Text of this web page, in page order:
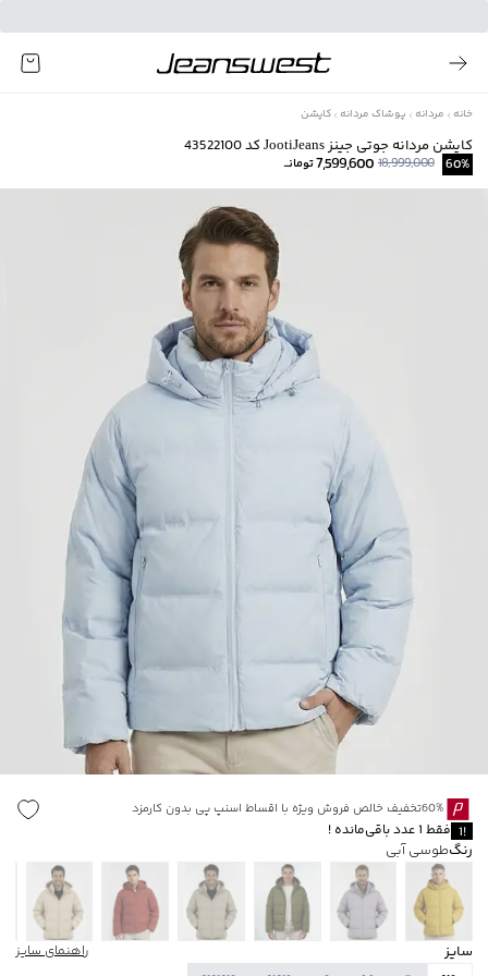
خانه مردانه پوشاک مردانه کاپشن
کاپشن مردانه جوتی جینز JootiJeans کد 43522100
60%
18,999,000
7,599,600تومانــ
60%تخفیف خالص فروش ویژه با اقساط اسنپ پی بدون کارمزد
!
1 فقط 1عدد باقی‌مانده !
رنگطوسی آبی
سایز
راهنمای سایز